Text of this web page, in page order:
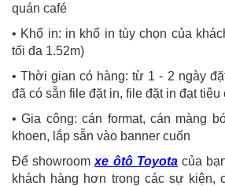
quán café
• Khổ in: in khổ in tùy chọn của
tối đa 1.52m)
• Thời gian có hàng: từ 1 - 2 ngày
đã có sẵn file đặt in, file đặt in đạt tiêu
• Gia công: cán format, cán màng
khoen, lắp sẵn vào banner cuốn
Để showroomxe ôtô Toyotacủa
khách hàng hơn trong các sự kiện,